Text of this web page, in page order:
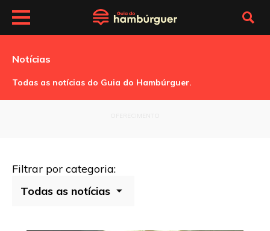
Notícias
Todas as notícias do Guia do Hambúrguer.
Filtrar por categoria: